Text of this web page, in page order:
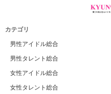
カテゴリ
男性アイドル総合
男性タレント総合
女性アイドル総合
女性タレント総合